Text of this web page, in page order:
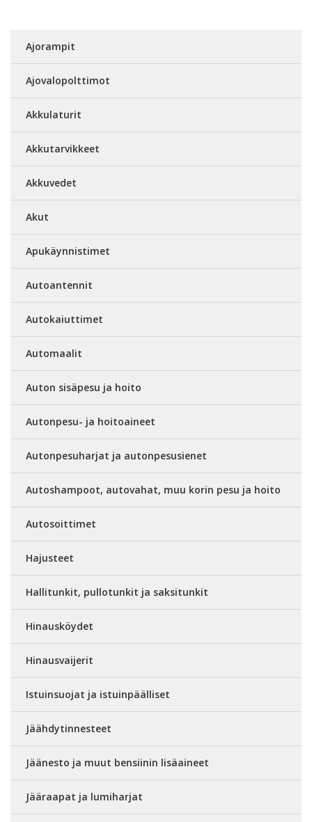
Ajorampit
Ajovalopolttimot
Akkulaturit
Akkutarvikkeet
Akkuvedet
Akut
Apukäynnistimet
Autoantennit
Autokaiuttimet
Automaalit
Auton sisäpesu ja hoito
Autonpesu- ja hoitoaineet
Autonpesuharjat ja autonpesusienet
Autoshampoot, autovahat, muu korin pesu ja hoito
Autosoittimet
Hajusteet
Hallitunkit, pullotunkit ja saksitunkit
Hinausköydet
Hinausvaijerit
Istuinsuojat ja istuinpäälliset
Jäähdytinnesteet
Jäänesto ja muut bensiinin lisäaineet
Jääraapat ja lumiharjat